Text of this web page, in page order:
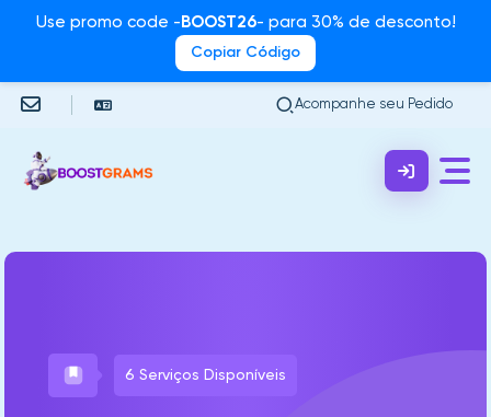
Use promo code - BOOST26- para 30% de desconto!
Copiar Código
Acompanhe seu Pedido
6 Serviços Disponíveis